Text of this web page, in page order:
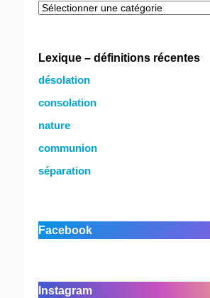
Catégories
Lexique – définitions récentes
désolation
consolation
nature
communion
séparation
Facebook
Instagram